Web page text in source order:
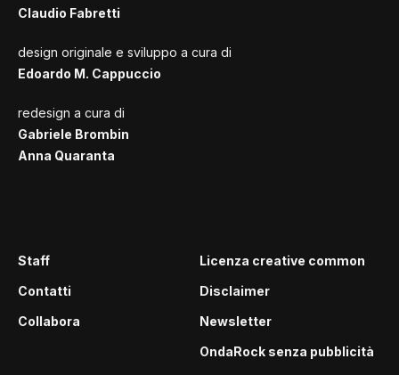
Claudio Fabretti
design originale e sviluppo a cura di
Edoardo M. Cappuccio
redesign a cura di
Gabriele Brombin
Anna Quaranta
Staff
Contatti
Collabora
Licenza creative common
Disclaimer
Newsletter
OndaRock senza pubblicità